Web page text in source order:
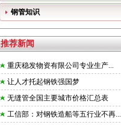
钢管知识
推荐新闻
重庆稳发物资有限公司专业生产...
让人才托起钢铁强国梦
无缝管全国主要城市价格汇总表
工信部：对钢铁造船等五行业不再...